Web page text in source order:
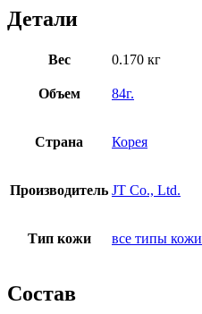
Детали
Вес 0.170 кг
Объем 84г.
Страна Корея
Производитель JT Co., Ltd.
Тип кожи все типы кожи
Состав